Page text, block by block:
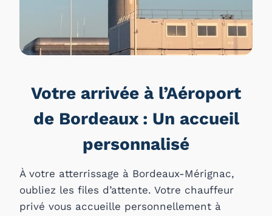
Votre arrivée à l’Aéroport
de Bordeaux : Un accueil
personnalisé
À votre atterrissage à Bordeaux-Mérignac,
oubliez les files d’attente. Votre chauffeur
privé vous accueille personnellement à